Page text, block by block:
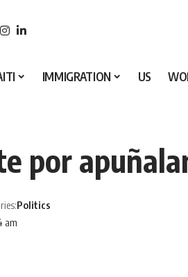
IMMIGRATION US
por
am
Politics